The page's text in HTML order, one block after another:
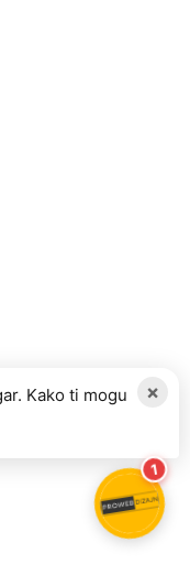
×
Kako ti mogu
1